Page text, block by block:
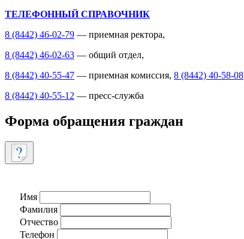
ТЕЛЕФОННЫЙ СПРАВОЧНИК
8 (8442) 46-02-79 — приемная ректора,
8 (8442) 46-02-63 — общий отдел,
8 (8442) 40-55-47 — приемная комиссия, 8 (8442) 40-58-08
8 (8442) 40-55-12 — пресс-служба
Форма обращения граждан
Имя
Фамилия
Отчество
Телефон